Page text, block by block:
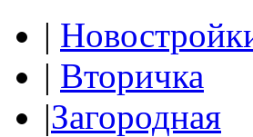
|
| Вторичка
|Загородная